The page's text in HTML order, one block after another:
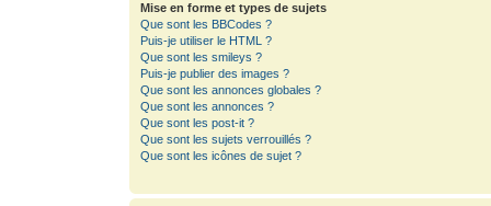
Mise en forme et types de sujets
Que sont les BBCodes ?
Puis-je utiliser le HTML ?
Que sont les smileys ?
Puis-je publier des images ?
Que sont les annonces globales ?
Que sont les annonces ?
Que sont les post-it ?
Que sont les sujets verrouillés ?
Que sont les icônes de sujet ?